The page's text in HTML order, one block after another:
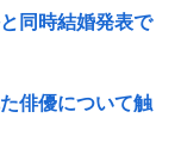
同時結婚発表で
俳優について触